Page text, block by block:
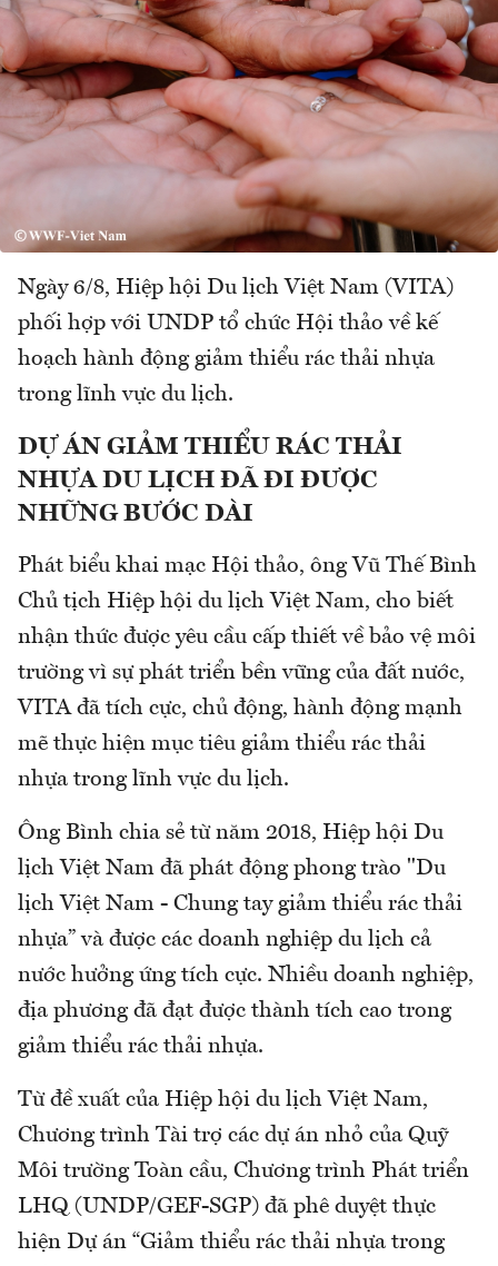
Ngày 6/8, Hiệp hội Du lịch Việt Nam (VITA)
phối hợp với UNDP tổ chức Hội thảo về kế
hoạch hành động giảm thiểu rác thải nhựa
trong lĩnh vực du lịch.
DỰ ÁN GIẢM THIỂU RÁC THẢI
NHỰA DU LỊCH ĐÃ ĐI ĐƯỢC
NHỮNG BƯỚC DÀI
Phát biểu khai mạc Hội thảo, ông Vũ Thế Bình
Chủ tịch Hiệp hội du lịch Việt Nam, cho biết
nhận thức được yêu cầu cấp thiết về bảo vệ môi
trường vì sự phát triển bền vững của đất nước,
VITA đã tích cực, chủ động, hành động mạnh
mẽ thực hiện mục tiêu giảm thiểu rác thải
nhựa trong lĩnh vực du lịch.
Ông Bình chia sẻ từ năm 2018, Hiệp hội Du
lịch Việt Nam đã phát động phong trào "Du
lịch Việt Nam - Chung tay giảm thiểu rác thải
nhựa” và được các doanh nghiệp du lịch cả
nước hưởng ứng tích cực. Nhiều doanh nghiệp,
địa phương đã đạt được thành tích cao trong
giảm thiểu rác thải nhựa.
Từ đề xuất của Hiệp hội du lịch Việt Nam,
Chương trình Tài trợ các dự án nhỏ của Quỹ
Môi trường Toàn cầu, Chương trình Phát triển
LHQ (UNDP/GEF-SGP) đã phê duyệt thực
hiện Dự án “Giảm thiểu rác thải nhựa trong